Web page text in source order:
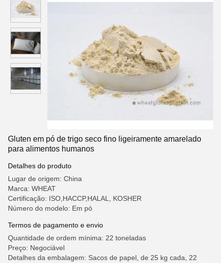
Gluten em pó de trigo seco fino ligeiramente amarelado
para alimentos humanos
Detalhes do produto
Lugar de origem: China
Marca: WHEAT
Certificação: ISO,HACCP,HALAL, KOSHER
Número do modelo: Em pó
Termos de pagamento e envio
Quantidade de ordem mínima: 22 toneladas
Preço: Negociável
Detalhes da embalagem: Sacos de papel, de 25 kg cada, 22